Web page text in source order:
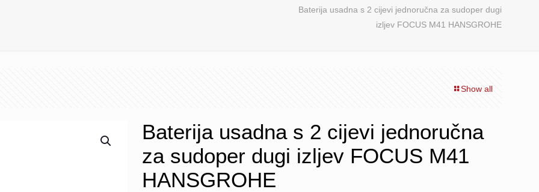
Baterija usadna s 2 cijevi jednoručna za sudoper dugi
izljev FOCUS M41 HANSGROHE
Show all
Baterija usadna s 2 cijevi jednoručna
za sudoper dugi izljev FOCUS M41
HANSGROHE